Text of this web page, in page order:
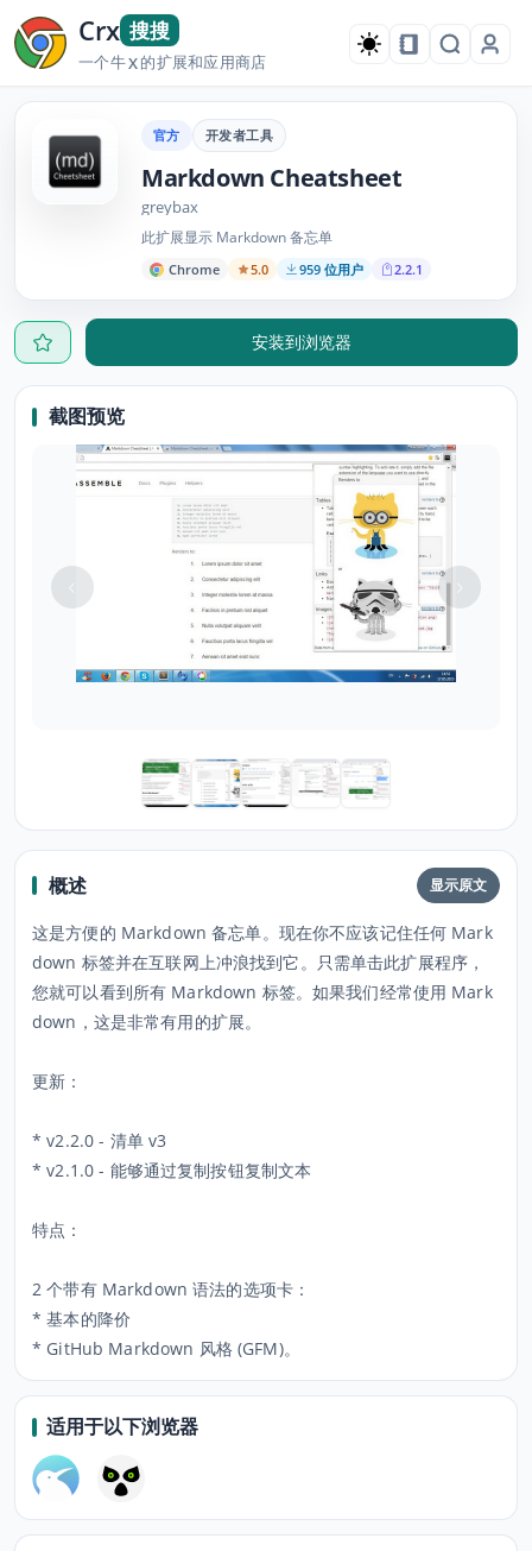
Crx 搜搜
一个牛X的扩展和应用商店
官方 开发者工具
Markdown Cheatsheet
greybax
此扩展显示 Markdown 备忘单
Chrome 5.0 959 位用户 2.2.1
安装到浏览器
截图预览
概述 显示原文
这是方便的 Markdown 备忘单。现在你不应该记住任何 Mark
down 标签并在互联网上冲浪找到它。只需单击此扩展程序，
您就可以看到所有 Markdown 标签。如果我们经常使用 Mark
down，这是非常有用的扩展。
更新：
* v2.2.0 - 清单 v3
* v2.1.0 - 能够通过复制按钮复制文本
特点：
2 个带有 Markdown 语法的选项卡：
* 基本的降价
* GitHub Markdown 风格 (GFM)。
适用于以下浏览器